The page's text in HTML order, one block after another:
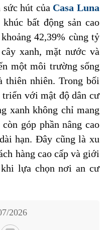
hút của Casa Luna
bất động sản cao
42,39% cùng tỷ
xanh, mặt nước và
một môi trường sống
thiên nhiên. Trong bối
triển với mật độ dân cư
xanh không chỉ mang
góp phần nâng cao
hạn. Đây cũng là xu
hàng cao cấp và giới
lựa chọn nơi an cư
2026